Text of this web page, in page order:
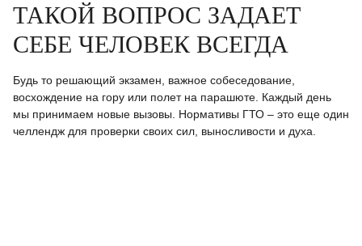
ТАКОЙ ВОПРОС ЗАДАЕТ
СЕБЕ ЧЕЛОВЕК ВСЕГДА
Будь то решающий экзамен, важное собеседование,
восхождение на гору или полет на парашюте. Каждый день
мы принимаем новые вызовы. Нормативы ГТО – это еще один
челлендж для проверки своих сил, выносливости и духа.